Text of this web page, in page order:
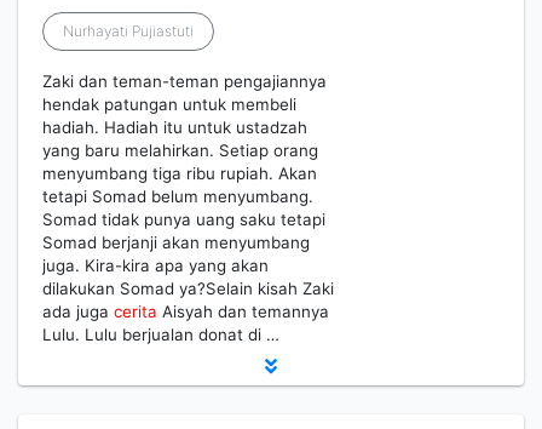
Nurhayati Pujiastuti
Zaki dan teman-teman pengajiannya
hendak patungan untuk membeli
hadiah. Hadiah itu untuk ustadzah
yang baru melahirkan. Setiap orang
menyumbang tiga ribu rupiah. Akan
tetapi Somad belum menyumbang.
Somad tidak punya uang saku tetapi
Somad berjanji akan menyumbang
juga. Kira-kira apa yang akan
dilakukan Somad ya?Selain kisah Zaki
ada juga cerita Aisyah dan temannya
Lulu. Lulu berjualan donat di …